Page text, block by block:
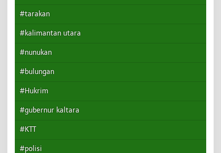
#tarakan
#kalimantan utara
#nunukan
#bulungan
#Hukrim
#gubernur kaltara
#KTT
#polisi